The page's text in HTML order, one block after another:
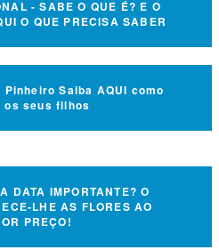
- SABE O QUE É? E O
O QUE PRECISA SABER
Saiba AQUI como
os seus filhos
DATA IMPORTANTE? O
LHE AS FLORES AO
PREÇO!